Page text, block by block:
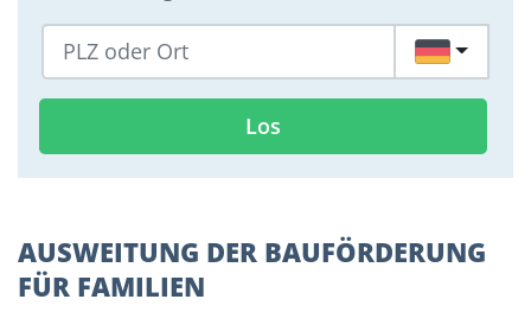
DE
Los
AUSWEITUNG DER BAUFÖRDERUNG
FÜR FAMILIEN